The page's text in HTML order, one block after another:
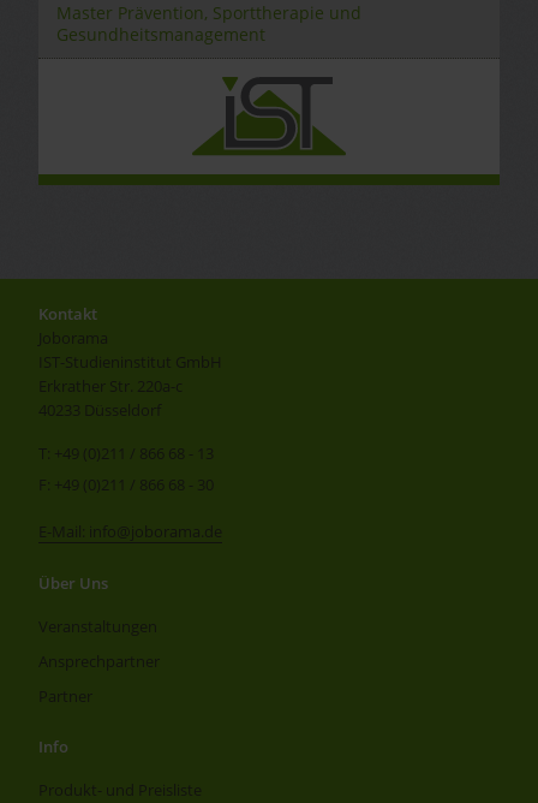
Master Prävention, Sporttherapie und
Gesundheitsmanagement
Kontakt
Joborama
IST-Studieninstitut GmbH
Erkrather Str. 220a-c
40233 Düsseldorf
T: +49 (0)211 / 866 68 - 13
F: +49 (0)211 / 866 68 - 30
E-Mail: info@joborama.de
Über Uns
Veranstaltungen
Ansprechpartner
Partner
Info
Produkt- und Preisliste